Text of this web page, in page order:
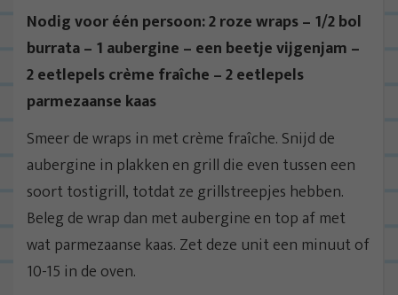
Nodig voor één persoon: 2 roze wraps – 1/2 bol
burrata – 1 aubergine – een beetje vijgenjam –
2 eetlepels crème fraîche – 2 eetlepels
parmezaanse kaas
Smeer de wraps in met crème fraîche. Snijd de
aubergine in plakken en grill die even tussen een
soort tostigrill, totdat ze grillstreepjes hebben.
Beleg de wrap dan met aubergine en top af met
wat parmezaanse kaas. Zet deze unit een minuut of
10-15 in de oven.